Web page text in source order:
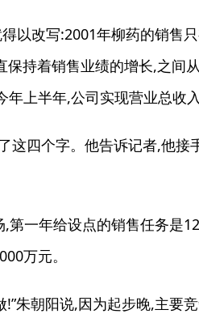
改写:2001年柳药的销售
持着销售业绩的增长,之间
上半年,公司实现营业总收
四个字。他告诉记者,他接
一年给设点的销售任务是
万元。
朝阳说,因为起步晚,主要